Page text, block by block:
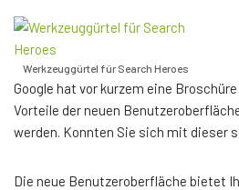
Werkzeuggürtel für Search Heroes
Google hat vor kurzem eine
Vorteile der neuen
werden. Konnten Sie sich mit dieser
Die neue Benutzeroberfläche bietet